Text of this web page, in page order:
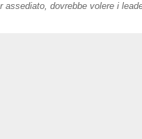
assediato, dovrebbe volere i